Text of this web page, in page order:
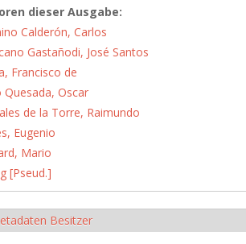
dieser Ausgabe:
Calderón, Carlos
Gastañodi, José Santos
Francisco de
Quesada, Oscar
de la Torre, Raimundo
Eugenio
Mario
[Pseud.]
Besitzer